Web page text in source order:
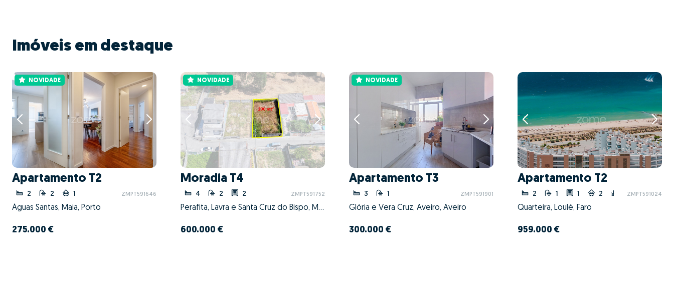
Imóveis em destaque
NOVIDADE
Apartamento T2
2 2 1 ZMPT591646
Águas Santas, Maia, Porto
275.000 €
NOVIDADE
Moradia T4
4 2 2 ZMPT591752
Perafita, Lavra e Santa Cruz do Bispo, Matosinhos, Porto
600.000 €
NOVIDADE
Apartamento T3
3 1 ZMPT591901
Glória e Vera Cruz, Aveiro, Aveiro
300.000 €
Apartamento T2
2 1 1 2 ZMPT591024
Quarteira, Loulé, Faro
959.000 €